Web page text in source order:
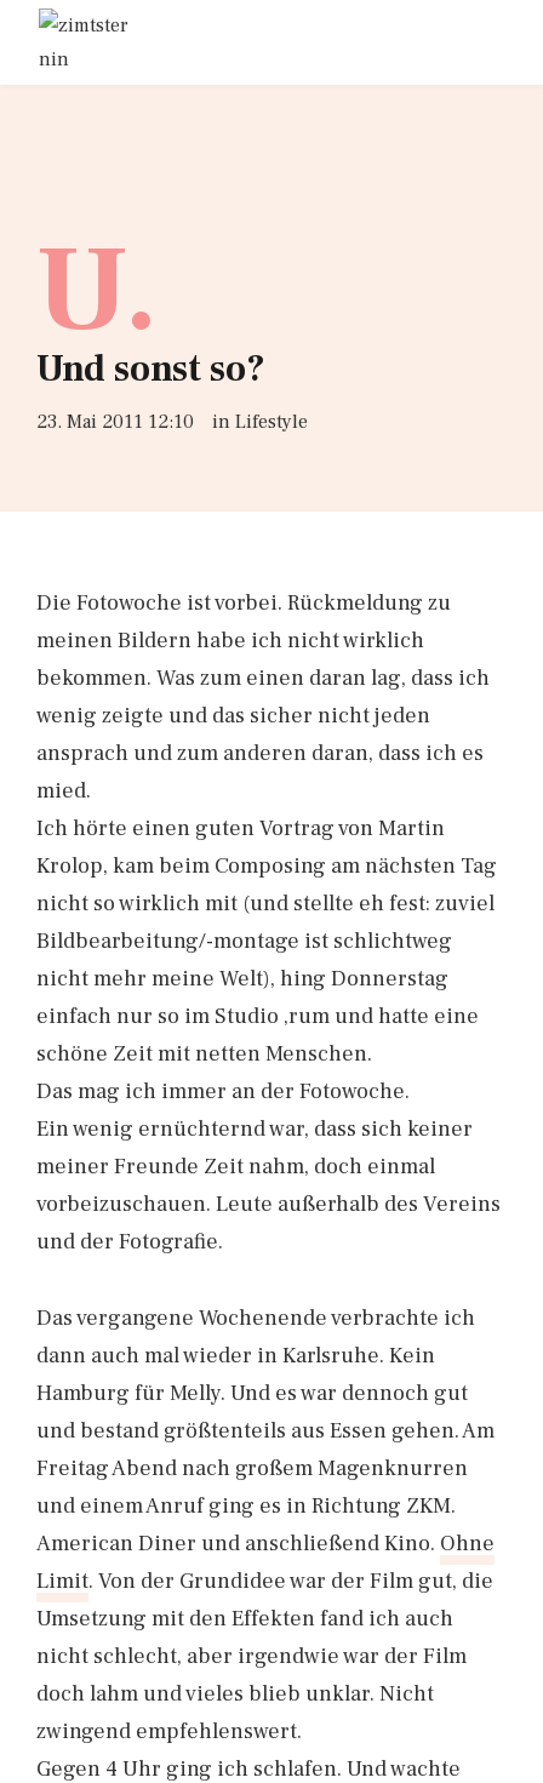
U.
Und sonst so?
23. Mai 2011 12:10 in Lifestyle
Die Fotowoche ist vorbei. Rückmeldung zu
meinen Bildern habe ich nicht wirklich
bekommen. Was zum einen daran lag, dass ich
wenig zeigte und das sicher nicht jeden
ansprach und zum anderen daran, dass ich es
mied.
Ich hörte einen guten Vortrag von Martin
Krolop, kam beim Composing am nächsten Tag
nicht so wirklich mit (und stellte eh fest: zuviel
Bildbearbeitung/-montage ist schlichtweg
nicht mehr meine Welt), hing Donnerstag
einfach nur so im Studio ‚rum und hatte eine
schöne Zeit mit netten Menschen.
Das mag ich immer an der Fotowoche.
Ein wenig ernüchternd war, dass sich keiner
meiner Freunde Zeit nahm, doch einmal
vorbeizuschauen. Leute außerhalb des Vereins
und der Fotografie.
Das vergangene Wochenende verbrachte ich
dann auch mal wieder in Karlsruhe. Kein
Hamburg für Melly. Und es war dennoch gut
und bestand größtenteils aus Essen gehen. Am
Freitag Abend nach großem Magenknurren
und einem Anruf ging es in Richtung ZKM.
American Diner und anschließend Kino. Ohne
Limit. Von der Grundidee war der Film gut, die
Umsetzung mit den Effekten fand ich auch
nicht schlecht, aber irgendwie war der Film
doch lahm und vieles blieb unklar. Nicht
zwingend empfehlenswert.
Gegen 4 Uhr ging ich schlafen. Und wachte